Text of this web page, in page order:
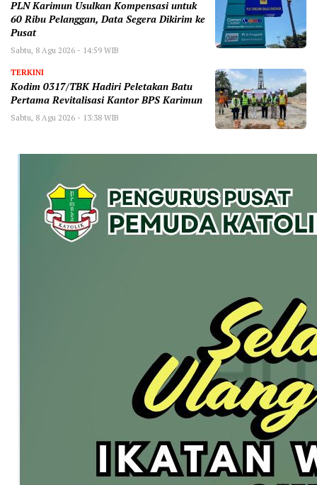
PLN Karimun Usulkan Kompensasi untuk
60 Ribu Pelanggan, Data Segera Dikirim ke
Pusat
Sabtu, 8 Agu 2026 - 14:59 WIB
TERKINI
Kodim 0317/TBK Hadiri Peletakan Batu
Pertama Revitalisasi Kantor BPS Karimun
Sabtu, 8 Agu 2026 - 13:38 WIB